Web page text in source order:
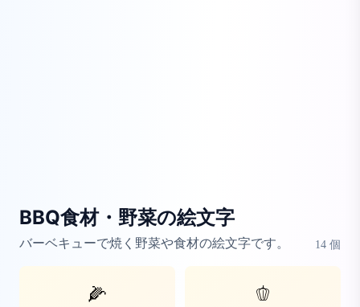
BBQ食材・野菜の絵文字
バーベキューで焼く野菜や食材の絵文字です。 14 個
🌽 🫑